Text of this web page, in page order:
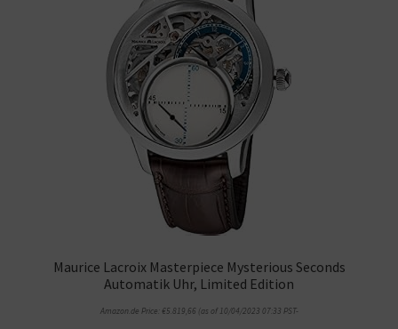
Maurice Lacroix Masterpiece Mysterious Seconds
Automatik Uhr, Limited Edition
Amazon.de Price: €5.819,66 (as of 10/04/2023 07:33 PST-